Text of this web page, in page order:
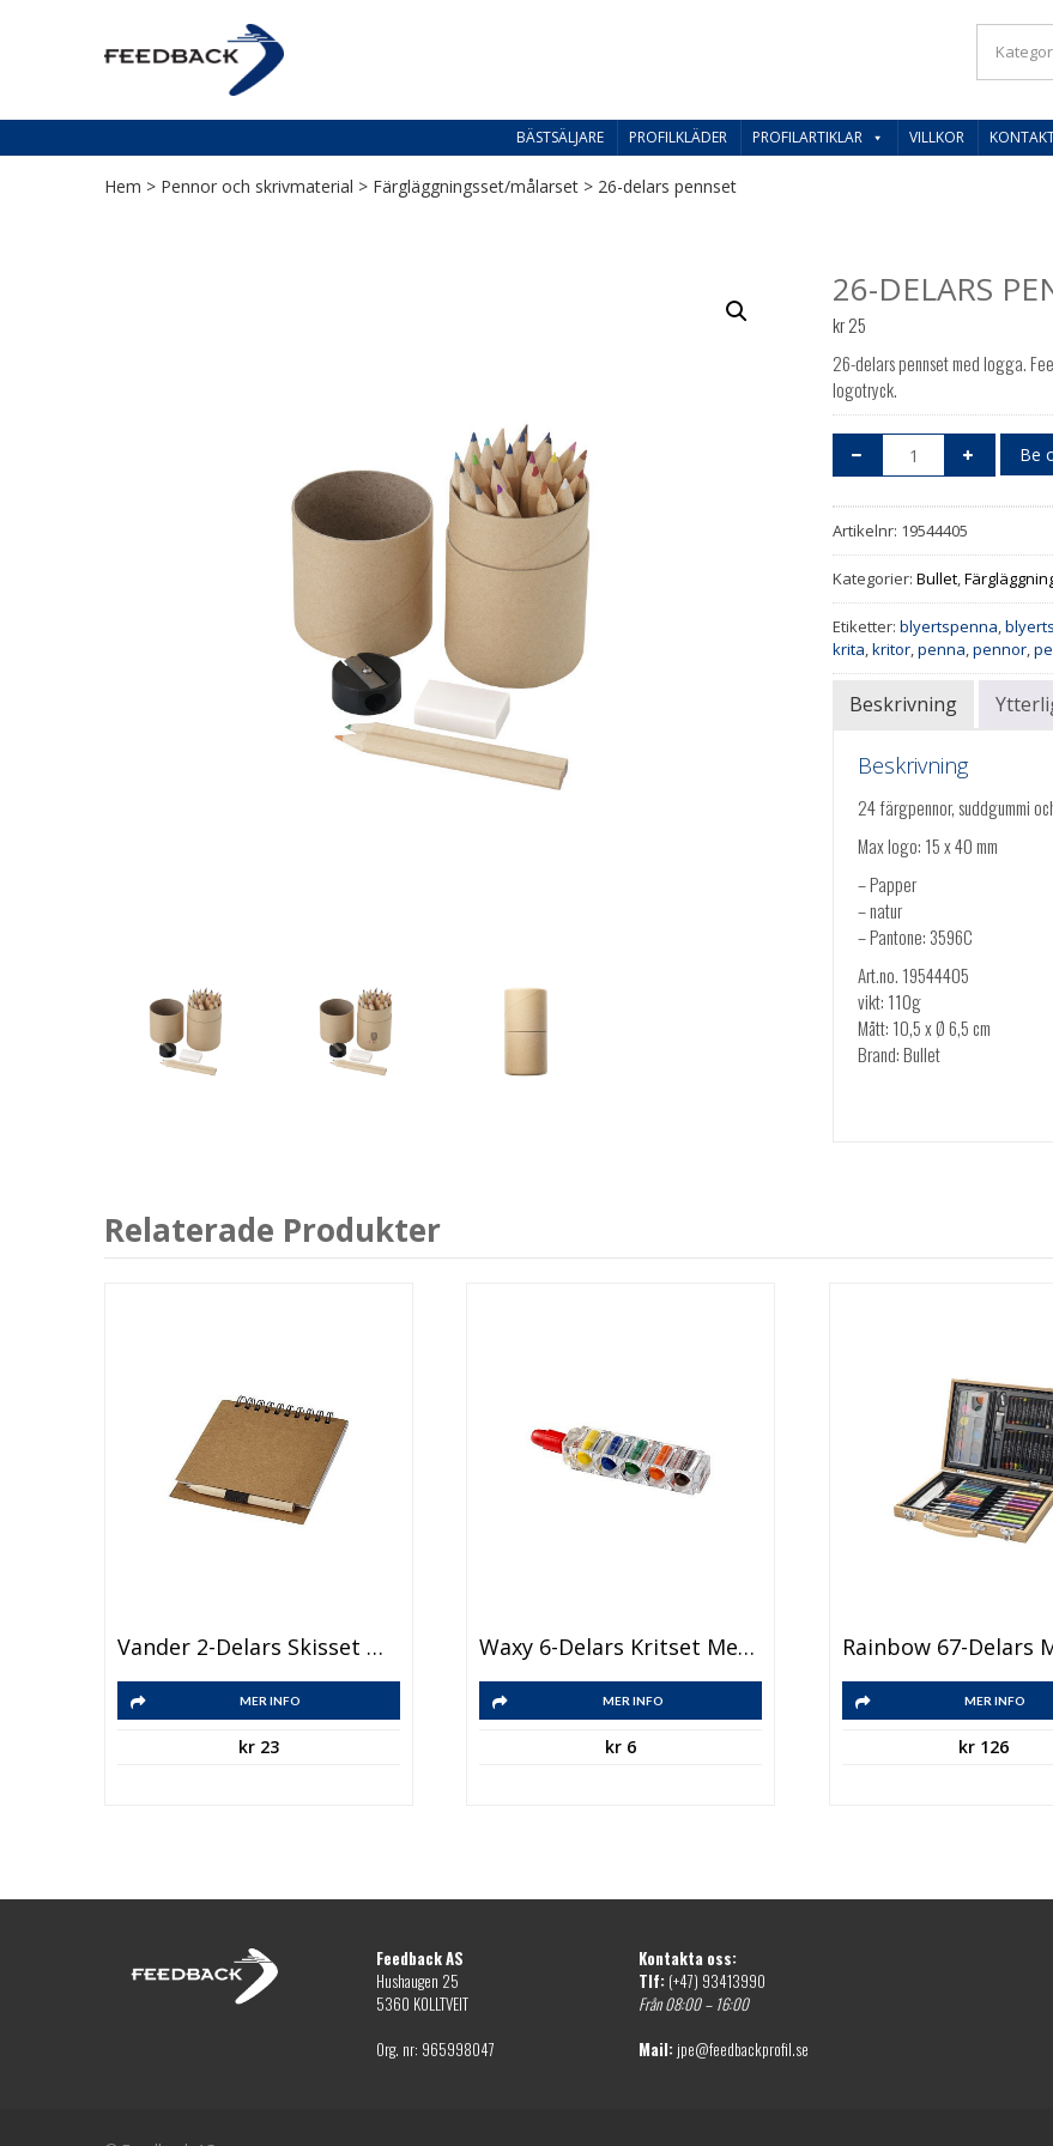
BÄSTSÄLJARE PROFILKLÄDER PROFILARTIKLAR VILLKOR
Hem > Pennor och skrivmaterial > Färgläggningsset/målarset > 26-delars pennset
26-DELARS
kr25
26-delars pennset med logga.
logotryck.
Be
Artikelnr: 19544405
Kategorier:Bullet,
Etiketter:blyertspenna,
krita,kritor,penna,pennor,
Beskrivning
Beskrivning
24 färgpennor, suddgummi
Max logo: 15 x 40 mm
– Papper
– natur
– Pantone: 3596C
Art.no. 19544405
vikt: 110g
Mått: 10,5 x Ø 6,5 cm
Brand: Bullet
Relaterade Produkter
Vander 2-Delars Skisset Med Skisspapper
MER INFO
kr23
Waxy 6-Delars Kritset Med Klart Fodral
MER INFO
kr 6
MER INFO
kr126
Feedback AS
Hushaugen 25
5360 KOLLTVEIT
Org. nr: 965998047
Kontakta oss:
Tlf: (+47) 93413990
Från 08:00 – 16:00
Mail: jpe@feedbackprofil.se